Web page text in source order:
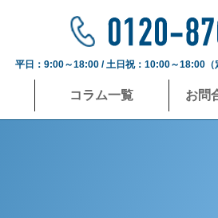
平日：9:00～18:00 / 土日祝：10:00～18:00（
コラム一覧 お問